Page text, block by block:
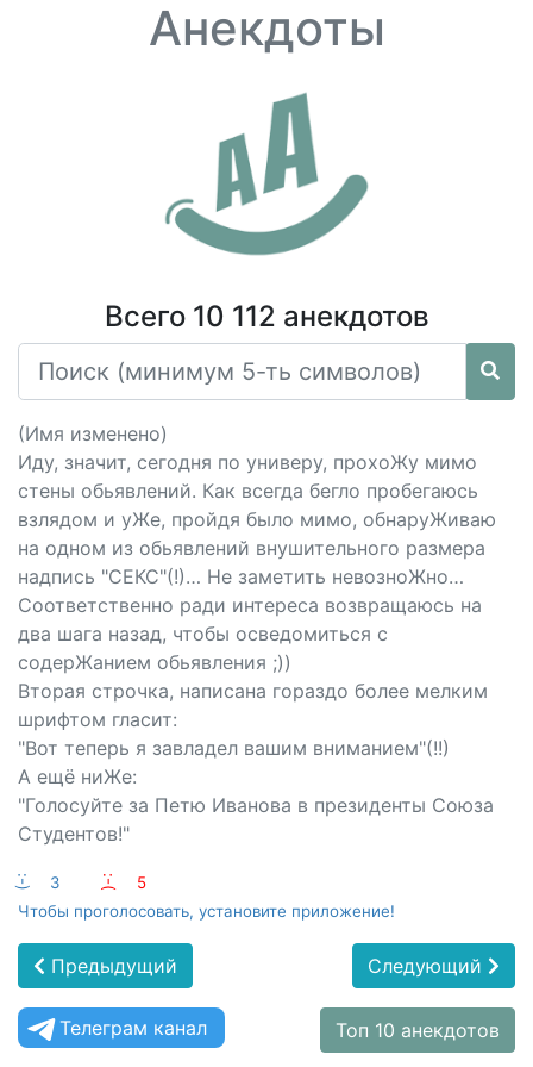
Анекдоты
Всего 10 112 анекдотов
(Имя изменено)
Иду, значит, сегодня по универу, прохоЖу мимо
стены обьявлений. Как всегда бегло пробегаюсь
взлядом и уЖе, пройдя было мимо, обнаруЖиваю
на одном из обьявлений внушительного размера
надпись "СЕКС"(!)… Не заметить невозноЖно…
Соответственно ради интереса возвращаюсь на
два шага назад, чтобы осведомиться с
содерЖанием обьявления ;))
Вторая строчка, написана гораздо более мелким
шрифтом гласит:
"Вот теперь я завладел вашим вниманием"(!!)
А ещё ниЖе:
"Голосуйте за Петю Иванова в президенты Союза
Студентов!"
:-) 3 :-(
5
Чтобы проголосовать, установите приложение!
Предыдущий Следующий
Телеграм канал Топ 10 анекдотов